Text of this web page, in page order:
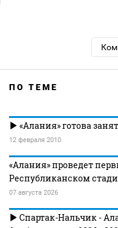
ПО ТЕМЕ
«Алания» готова
12 февраля 2010
«Алания» проведет
Республиканском
07 августа 2026
Спартак-Нальчик -